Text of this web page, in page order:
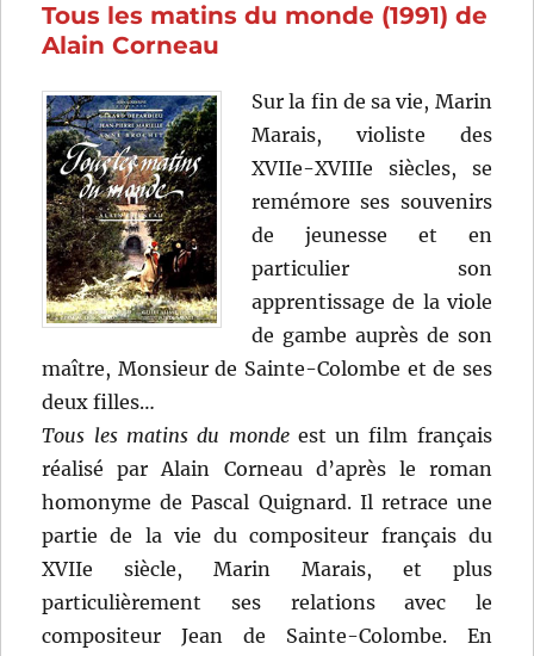
Tous les matins du monde (1991) de
Alain Corneau
Sur la fin de sa vie, Marin
Marais, violiste des
XVIIe-XVIIIe siècles, se
remémore ses souvenirs
de jeunesse et en
particulier son
apprentissage de la viole
de gambe auprès de son
maître, Monsieur de Sainte-Colombe et de ses
deux filles…
Tous les matins du mondeest un film français
réalisé par Alain Corneau d’après le roman
homonyme de Pascal Quignard. Il retrace une
partie de la vie du compositeur français du
XVIIe siècle, Marin Marais, et plus
particulièrement ses relations avec le
compositeur Jean de Sainte-Colombe. En